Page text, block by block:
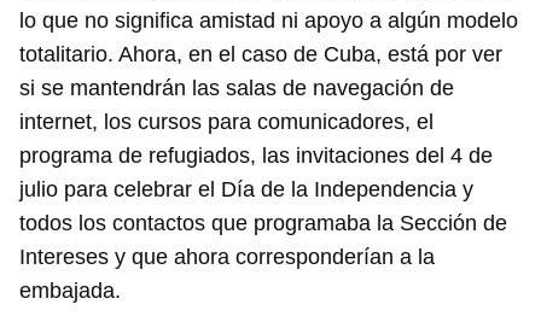
lo que no significa amistad ni apoyo a algún modelo
totalitario. Ahora, en el caso de Cuba, está por ver
si se mantendrán las salas de navegación de
internet, los cursos para comunicadores, el
programa de refugiados, las invitaciones del 4 de
julio para celebrar el Día de la Independencia y
todos los contactos que programaba la Sección de
Intereses y que ahora corresponderían a la
embajada.